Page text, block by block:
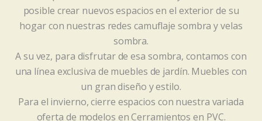
posible crear nuevos espacios en el exterior de su
hogar con nuestras redes camuflaje sombra y velas
sombra.
A su vez, para disfrutar de esa sombra, contamos con
una línea exclusiva de muebles de jardín. Muebles con
un gran diseño y estilo.
Para el invierno, cierre espacios con nuestra variada
oferta de modelos en Cerramientos en PVC.